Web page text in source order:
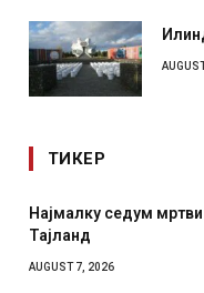
ТИКЕР
Најмалку седум
Тајланд
AUGUST 7, 2026